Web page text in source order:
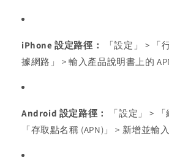
iPhone 設定路徑：
「設定」 > 「
據網路」 > 輸入產品說明書上的
Android 設定路徑：
「設定」 >
「存取點名稱 (APN)」 > 新增並輸